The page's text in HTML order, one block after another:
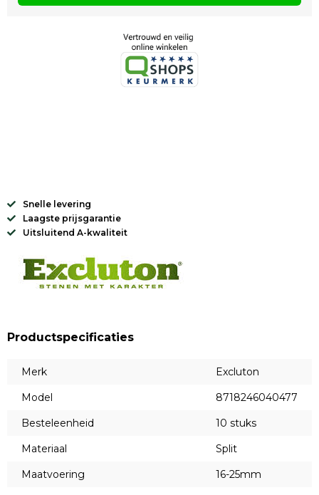
Snelle levering
Laagste prijsgarantie
Uitsluitend A-kwaliteit
Productspecificaties
Merk
Excluton
Model
8718246040477
Besteleenheid
10 stuks
Materiaal
Split
Maatvoering
16-25mm